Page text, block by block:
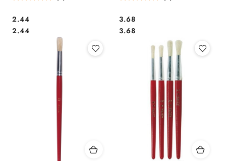
Cena:
2.44
Cena:
2.44
Cena:
3.68
Cena:
3.68